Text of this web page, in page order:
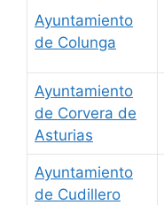
Ayuntamiento
de Colunga
Ayuntamiento
de Corvera de
Asturias
Ayuntamiento
de Cudillero